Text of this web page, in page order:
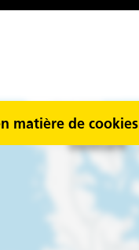
matière de cookies